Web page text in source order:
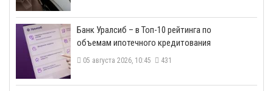
​Банк Уралсиб – в Топ-10 рейтинга по
объемам ипотечного кредитования
05 августа 2026, 10:45 431